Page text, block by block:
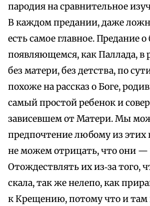
пародия на сравнительное
В каждом предании, даже
есть самое главное. Предание о
появляющемся, как Паллада, в
без матери, без детства, по
похоже на рассказ о Боге,
самый простой ребенок и
зависевшем от Матери. Мы
предпочтение любому из этих
не можем отрицать, что они —
Отождествлять их из‑за того,
скала, так же нелепо, как
к Крещению, потому что и там